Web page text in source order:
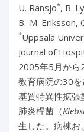
U. Ransjo*, B.
B.-M. Eriksson,
*Uppsala
Journal of
2005年5月から
教育病院の30
基質特異性拡
肺炎桿菌（
生した。病棟お